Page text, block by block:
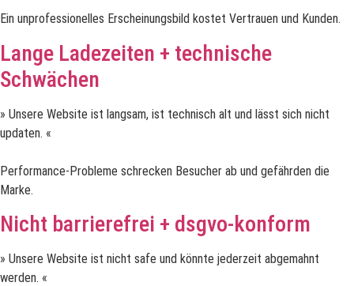
Ein unprofessionelles Erscheinungsbild kostet Vertrauen und Kunden.
Lange Ladezeiten + technische
Schwächen
» Unsere Website ist langsam, ist technisch alt und lässt sich nicht
updaten. «
Performance-Probleme schrecken Besucher ab und gefährden die
Marke.
Nicht barrierefrei + dsgvo-konform
» Unsere Website ist nicht safe und könnte jederzeit abgemahnt
werden. «